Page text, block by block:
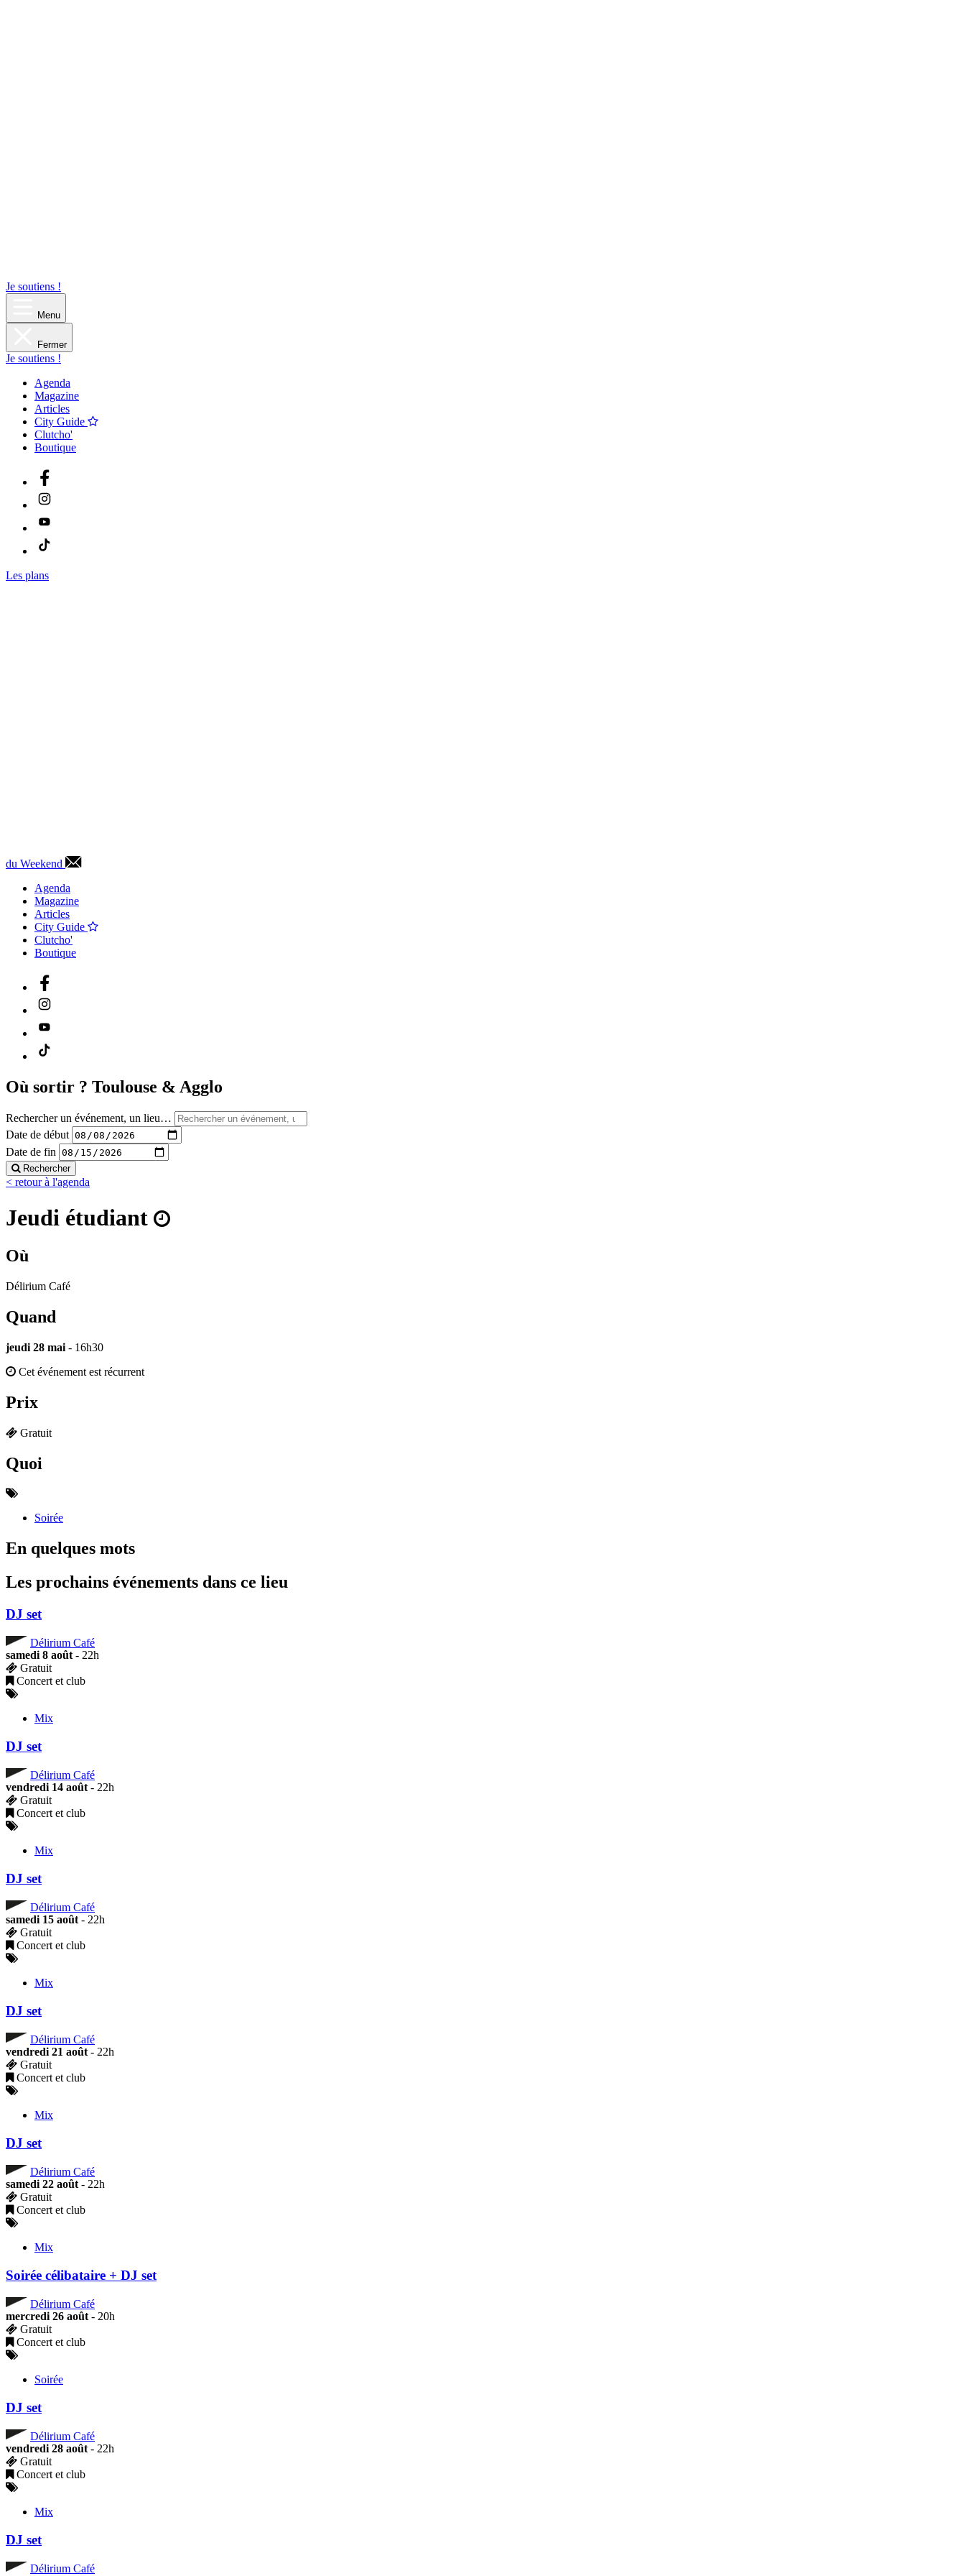
Je soutiens !
Menu
Fermer
Je soutiens !
Agenda
Magazine
Articles
City Guide
Clutcho'
Boutique
Les plans
du Weekend
Agenda
Magazine
Articles
City Guide
Clutcho'
Boutique
Où sortir ? Toulouse & Agglo
Rechercher un événement, un lieu…
Date de début
Date de fin
Rechercher
< retour à l'agenda
Jeudi étudiant
Où
Délirium Café
Quand
jeudi 28 mai - 16h30
Cet événement est récurrent
Prix
Gratuit
Quoi
Soirée
En quelques mots
Les prochains événements dans ce lieu
DJ set
Délirium Café
samedi 8 août- 22h
Gratuit
Concert et club
Mix
DJ set
Délirium Café
vendredi 14 août- 22h
Gratuit
Concert et club
Mix
DJ set
Délirium Café
samedi 15 août- 22h
Gratuit
Concert et club
Mix
DJ set
Délirium Café
vendredi 21 août- 22h
Gratuit
Concert et club
Mix
DJ set
Délirium Café
samedi 22 août- 22h
Gratuit
Concert et club
Mix
Soirée célibataire + DJ set
Délirium Café
mercredi 26 août- 20h
Gratuit
Concert et club
Soirée
DJ set
Délirium Café
vendredi 28 août- 22h
Gratuit
Concert et club
Mix
DJ set
Délirium Café